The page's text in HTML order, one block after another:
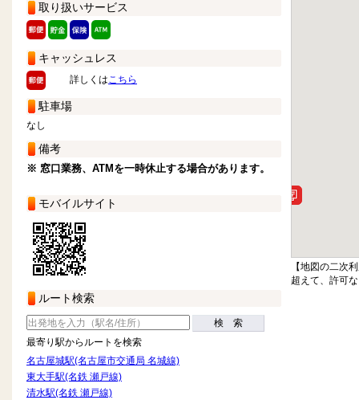
取り扱いサービス
キャッシュレス
詳しくはこちら
駐車場
なし
備考
※ 窓口業務、ATMを一時休止する場合があります。
モバイルサイト
ルート検索
検 索
最寄り駅からルートを検索
名古屋城駅(名古屋市交通局 名城線)
東大手駅(名鉄 瀬戸線)
清水駅(名鉄 瀬戸線)
【地図の二次
超えて、許可